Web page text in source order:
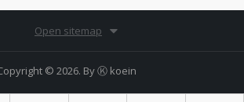
Open sitemap
© 2026. ByⓀ koein